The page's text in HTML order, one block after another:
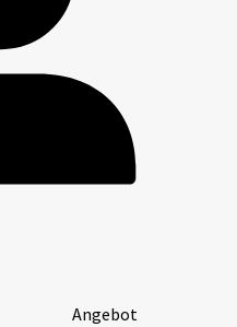
Angebot